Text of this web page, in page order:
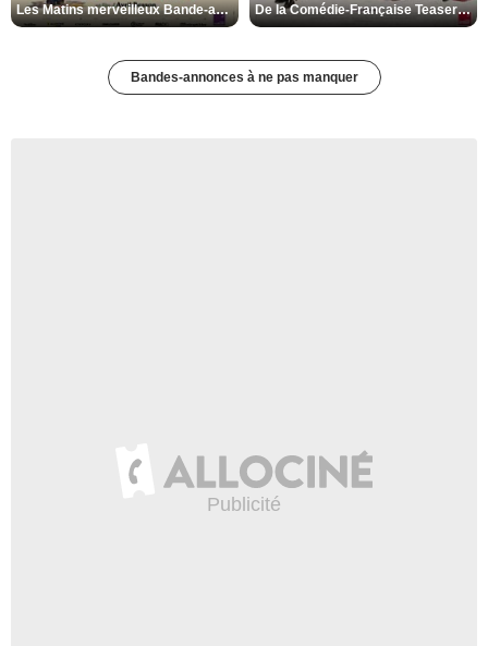
Les Matins merveilleux Bande-annonce VF De la Comédie-Française Teaser VF
Bandes-annonces à ne pas manquer